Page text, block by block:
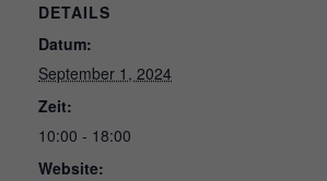
DETAILS
Datum:
September 1, 2024
Zeit:
10:00 - 18:00
Website: